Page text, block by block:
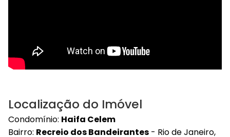
Localização do Imóvel
Condomínio: Haifa Celem
Bairro: Recreio dos Bandeirantes - Rio de Janeiro,